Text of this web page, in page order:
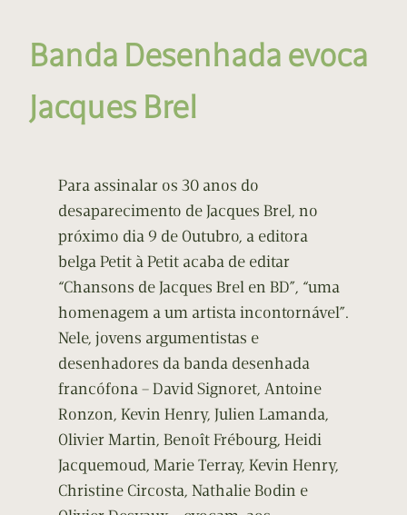
Banda Desenhada evoca
Jacques Brel
Para assinalar os 30 anos do
desaparecimento de Jacques Brel, no
próximo dia 9 de Outubro, a editora
belga Petit à Petit acaba de editar
“Chansons de Jacques Brel en BD”, “uma
homenagem a um artista incontornável”.
Nele, jovens argumentistas e
desenhadores da banda desenhada
francófona – David Signoret, Antoine
Ronzon, Kevin Henry, Julien Lamanda,
Olivier Martin, Benoît Frébourg, Heidi
Jacquemoud, Marie Terray, Kevin Henry,
Christine Circosta, Nathalie Bodin e